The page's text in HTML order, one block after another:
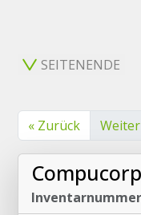
SEITENENDE
« Zurück